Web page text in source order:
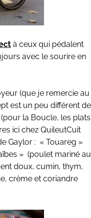
à ceux qui pédalent
avec le sourire en
(que je remercie au
est un peu différent de
la Boucle, les plats
ici chez QuileutCuit
Gaylor : « Touareg »
» (poulet mariné au
doux, cumin, thym,
crème et coriandre